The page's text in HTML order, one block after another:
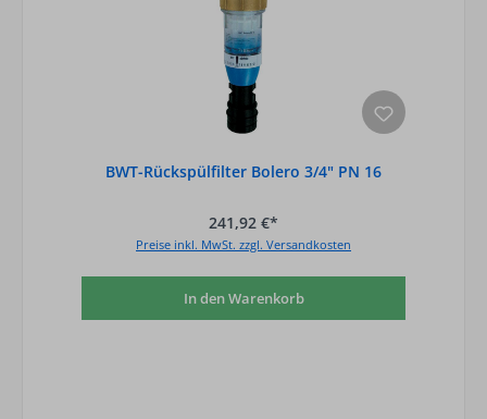
BWT-Rückspülfilter Bolero 3/4" PN 16
241,92 €*
Preise inkl. MwSt. zzgl. Versandkosten
In den Warenkorb